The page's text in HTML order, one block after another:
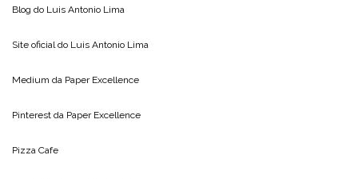
Blog do Luis Antonio Lima
Site oficial do Luis Antonio Lima
Medium da Paper Excellence
Pinterest da Paper Excellence
Pizza Cafe